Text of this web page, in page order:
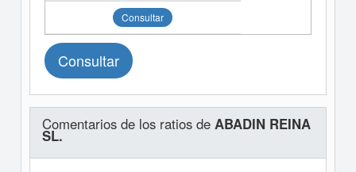
Consultar
Consultar
Comentarios de los ratios de ABADIN REINA
SL.